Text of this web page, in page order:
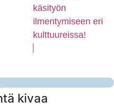
käsityön
ilmentymiseen eri
kulttuureissa!
kivaa